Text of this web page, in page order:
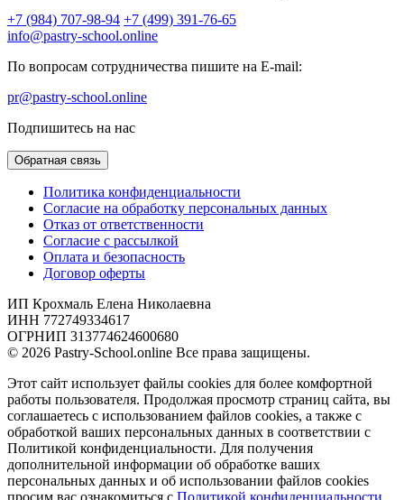
+7 (984) 707-98-94 +7 (499) 391-76-65
info@pastry-school.online
По вопросам сотрудничества пишите на E-mail:
pr@pastry-school.online
Подпишитесь на нас
Обратная связь
Политика конфиденциальности
Согласие на обработку персональных данных
Отказ от ответственности
Согласие с рассылкой
Оплата и безопасность
Договор оферты
ИП Крохмаль Елена Николаевна
ИНН 772749334617
ОГРНИП 313774624600680
© 2026 Pastry-School.online Все права защищены.
Этот сайт использует файлы cookies для более комфортной
работы пользователя. Продолжая просмотр страниц сайта, вы
соглашаетесь с использованием файлов cookies, а также с
обработкой ваших персональных данных в соответствии с
Политикой конфиденциальности. Для получения
дополнительной информации об обработке ваших
персональных данных и об использовании файлов cookies
просим вас ознакомиться с Политикой конфиденциальности.